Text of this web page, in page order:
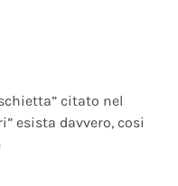
citato nel
esista davvero, cosi